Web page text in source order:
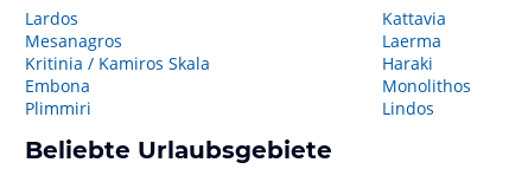
Lardos
Mesanagros
Kritinia / Kamiros Skala
Embona
Plimmiri
Kattavia
Laerma
Haraki
Monolithos
Lindos
Beliebte Urlaubsgebiete